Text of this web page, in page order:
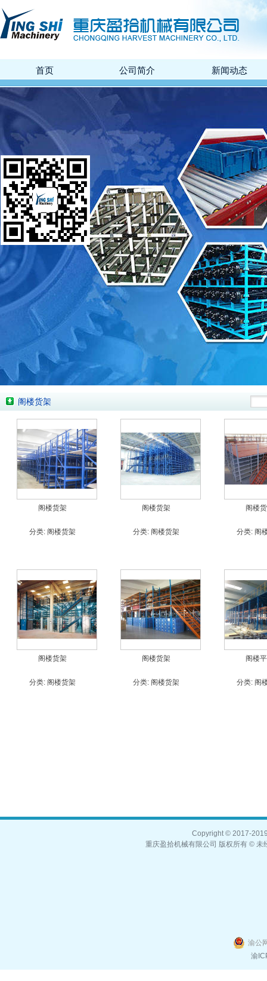
首页 公司简介 新闻动态
阁楼货架
阁楼货架
分类: 阁楼货架
阁楼货架
分类: 阁楼货架
阁楼
分类: 阁
阁楼货架
分类: 阁楼货架
阁楼货架
分类: 阁楼货架
阁楼
分类: 阁
Copyright © 2017-
重庆盈拾机械有限公司 版权所有 ©
渝公
渝